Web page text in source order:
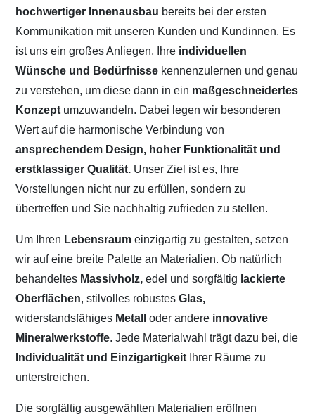
hochwertiger Innenausbau bereits bei der ersten
Kommunikation mit unseren Kunden und Kundinnen. Es
ist uns ein großes Anliegen, Ihre individuellen
Wünsche und Bedürfnisse kennenzulernen und genau
zu verstehen, um diese dann in ein maßgeschneidertes
Konzept umzuwandeln. Dabei legen wir besonderen
Wert auf die harmonische Verbindung von
ansprechendem Design, hoher Funktionalität und
erstklassiger Qualität. Unser Ziel ist es, Ihre
Vorstellungen nicht nur zu erfüllen, sondern zu
übertreffen und Sie nachhaltig zufrieden zu stellen.
Um Ihren Lebensraumeinzigartig zu gestalten, setzen
wir auf eine breite Palette an Materialien. Ob natürlich
behandeltes Massivholz, edel und sorgfältig lackierte
Oberflächen, stilvolles robustesGlas,
widerstandsfähiges Metalloder andere innovative
Mineralwerkstoffe. Jede Materialwahl trägt dazu bei, die
Individualität und Einzigartigkeit Ihrer Räume zu
unterstreichen.
Die sorgfältig ausgewählten Materialien eröffnen